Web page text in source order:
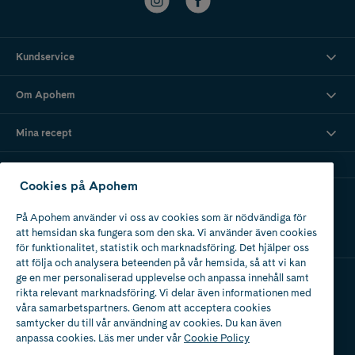
Kundservice
Om Apohem
Mina recept
Apotek med tillstånd
av Läkemedelsverket
Cookies på Apohem
På Apohem använder vi oss av cookies som är nödvändiga för
att hemsidan ska fungera som den ska. Vi använder även cookies
för funktionalitet, statistik och marknadsföring. Det hjälper oss
att följa och analysera beteenden på vår hemsida, så att vi kan
ge en mer personaliserad upplevelse och anpassa innehåll samt
rikta relevant marknadsföring. Vi delar även informationen med
våra samarbetspartners. Genom att acceptera cookies
samtycker du till vår användning av cookies. Du kan även
anpassa cookies. Läs mer under vårCookie Policy